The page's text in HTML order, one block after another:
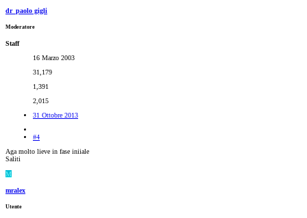
dr_paolo gigli
Moderatore
Staff
16 Marzo 2003
31,179
1,391
2,015
31 Ottobre 2013
#4
Aga molto lieve in fase iniiale
Saliti
M
mralex
Utente